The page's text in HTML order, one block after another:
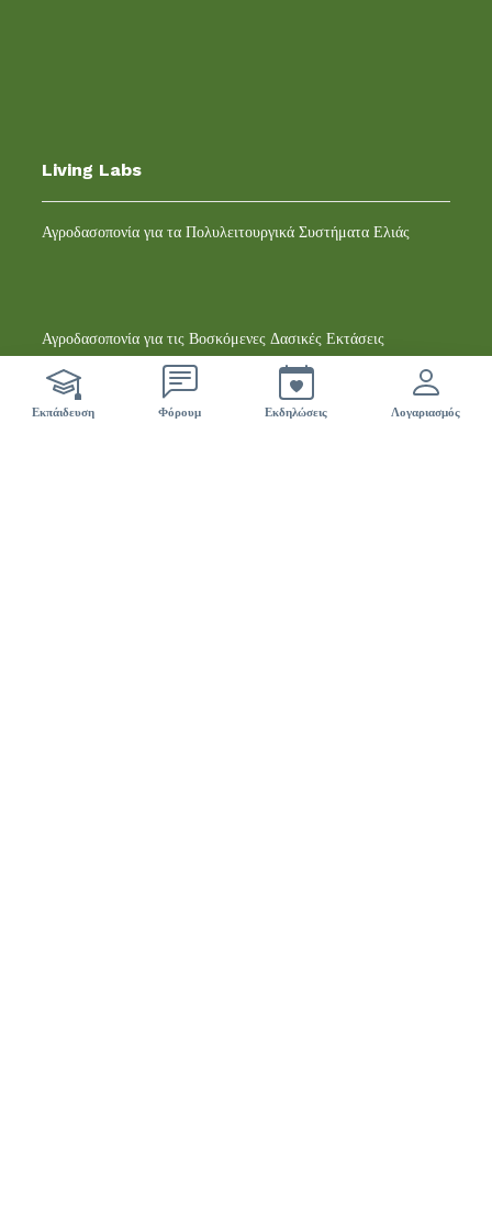
Εκπάιδευση Φόρουμ Εκδηλώσειςci sono 42 nuovi eventi
Λογαριασμός
Living Labs
Αγροδασοπονία για τα Πολυλειτουργικά Συστήματα Ελιάς
Αγροδασοπονία για τις Βοσκόμενες Δασικές Εκτάσεις
Φόρουμ Livingagro